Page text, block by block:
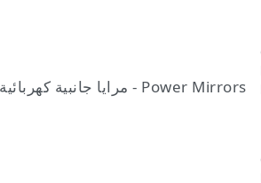
Power Mirrors - مرايا جانبية كهربائية